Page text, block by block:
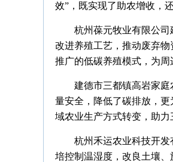
效”，既实现了助农增收，
杭州葆元牧业有限公司
改进养殖工艺，推动废弃
推广的低碳养殖模式，为周
建德市三都镇高岩家
量安全，降低了碳排放，
域农业生产方式转变，助力
杭州禾运农业科技开
培控制温湿度，改良土壤